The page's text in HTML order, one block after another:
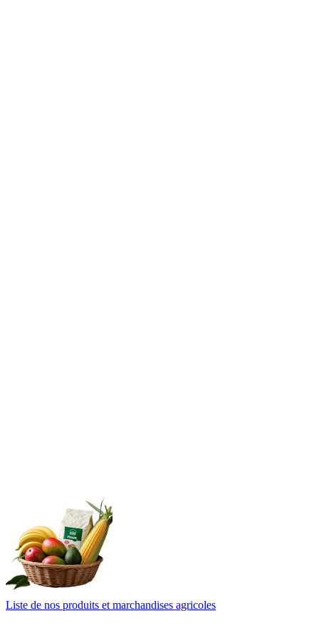
Liste de nos produits et marchandises agricoles